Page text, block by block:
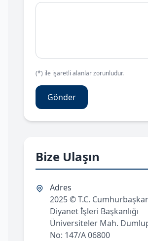
(*) ile işaretli alanlar zorunludur.
Gönder
Bize Ulaşın
Adres
2025 © T.C.
Diyanet İşleri Başkanlığı
Üniversiteler Mah.
No: 147/A 06800